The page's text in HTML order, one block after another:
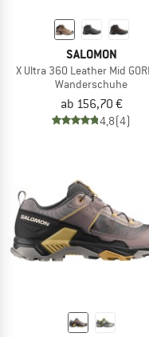
SALOMON
X Ultra 360 Leather Mid
Wanderschuhe
ab 156,70 €
4,8(4)